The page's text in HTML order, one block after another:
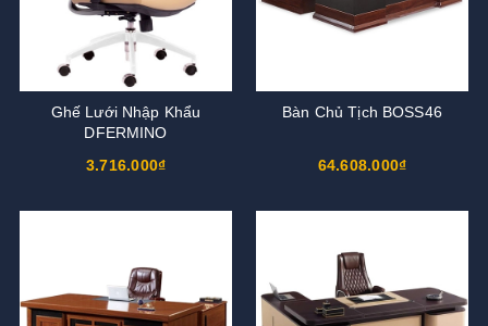
Ghế Lưới Nhập Khẩu
DFERMINO
3.716.000₫
Bàn Chủ Tịch BOSS46
64.608.000₫